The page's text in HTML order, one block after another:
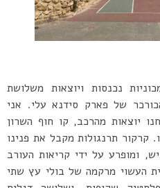
נכנסות ויוצאות משלושת
של פארק סידנא עלי. אני
יוצאות מהרכב, קו חוף השרון
קרקור תרנגולות מקבל את פנינו
ומופרע על ידי קריאות העורב
העשוי מרקמה של בולי עץ שתי